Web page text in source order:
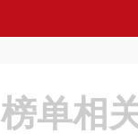
榜单相